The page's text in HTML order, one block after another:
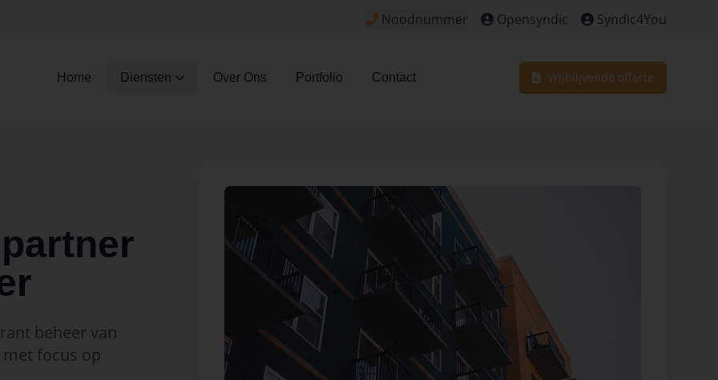
Noodnummer
Klik om het noodnummer te bekijken voor dringende
Opensyndic Syndic4You
Home Diensten Over Ons Portfolio Contact Vrijblijvende offerte
beheer van
focus op